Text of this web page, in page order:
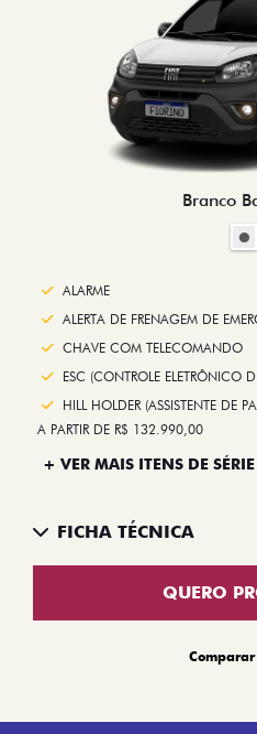
Branco
ALARME
ALERTA DE FRENAGEM DE
CHAVE COM TELECOMANDO
ESC (CONTROLE ELETRÔNICO
HILL HOLDER (ASSISTENTE DE
A PARTIR DE R$ 132.990,00
+ VER MAIS ITENS DE SÉRIE
FICHA TÉCNICA
QUERO